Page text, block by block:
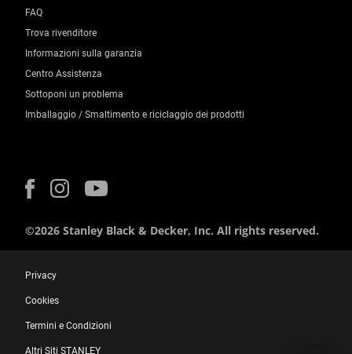
FAQ
Trova rivenditore
Informazioni sulla garanzia
Centro Assistenza
Sottoponi un problema
Imballaggio / Smaltimento e riciclaggio dei prodotti
©2026 Stanley Black & Decker, Inc. All rights reserved.
Privacy
Cookies
Termini e Condizioni
Altri Siti STANLEY